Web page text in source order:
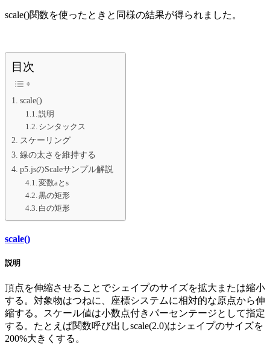
scale()関数を使ったときと同様の結果が得られました。
目次
scale()
説明
シンタックス
スケーリング
線の太さを維持する
p5.jsのScaleサンプル解説
変数aとs
黒の矩形
白の矩形
scale()
説明
頂点を伸縮させることでシェイプのサイズを拡大または縮小
する。対象物はつねに、座標システムに相対的な原点から伸
縮する。スケール値は小数点付きパーセンテージとして指定
する。たとえば関数呼び出しscale(2.0)はシェイプのサイズを
200%大きくする。